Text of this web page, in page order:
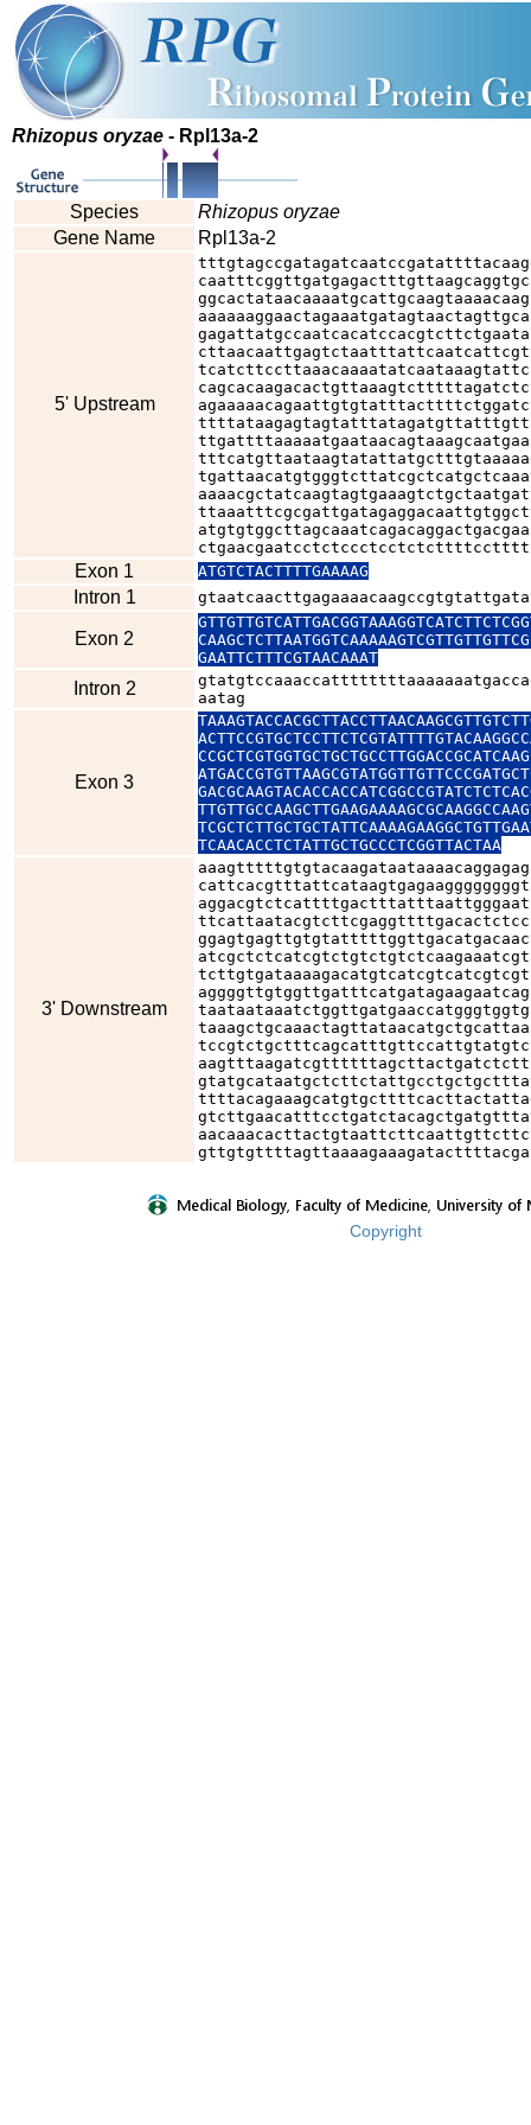
Rhizopus oryzae - Rpl13a-2
Species
Rhizopus oryzae
Gene Name
Rpl13a-2
5' Upstream
Exon 1 ATGTCTACTTTTGAAAAG
Intron 1
Exon 2
GAATTCTTTCGTAACAAAT
Intron 2
aatag
Exon 3
TCAACACCTCTATTGCTGCCCTCGGTTACTAA
3' Downstream
Copyright